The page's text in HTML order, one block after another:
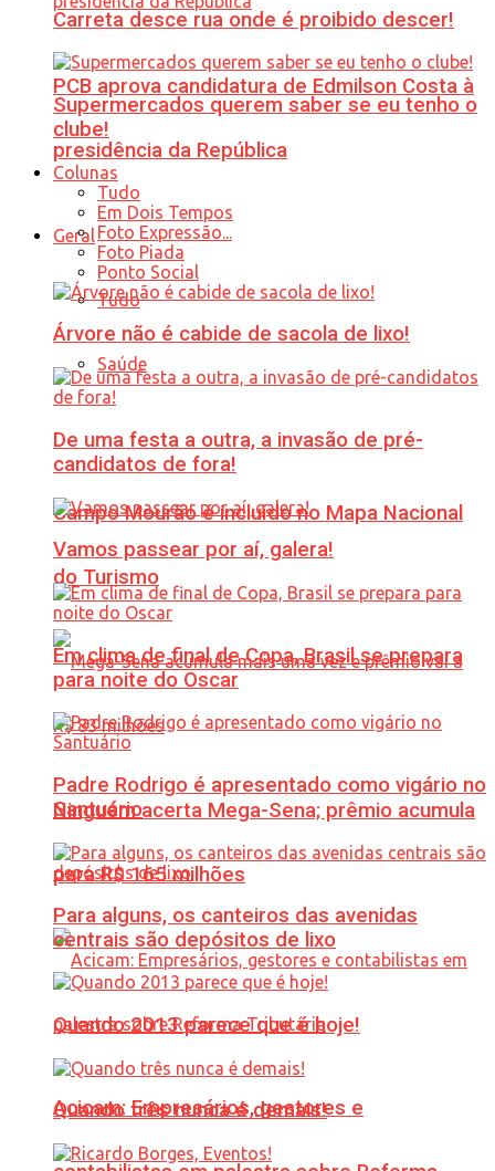
PCB aprova candidatura de Edmilson Costa à
presidência da República
Geral
Tudo
Saúde
Campo Mourão é incluído no Mapa Nacional
do Turismo
Ninguém acerta Mega-Sena; prêmio acumula
para R$ 165 milhões
Acicam: Empresários, gestores e
Carreta desce rua onde é proibido descer!
Supermercados querem saber se eu tenho o
clube!
Colunas
Tudo
Em Dois Tempos
Foto Expressão...
Foto Piada
Ponto Social
Árvore não é cabide de sacola de lixo!
De uma festa a outra, a invasão de pré-
candidatos de fora!
Vamos passear por aí, galera!
Em clima de final de Copa, Brasil se prepara
para noite do Oscar
Padre Rodrigo é apresentado como vigário no
Santuário
Para alguns, os canteiros das avenidas
centrais são depósitos de lixo
Quando 2013 parece que é hoje!
Quando três nunca é demais!